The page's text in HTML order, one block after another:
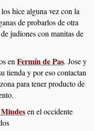
hice alguna vez con la
de probarlos de otra
judiones con manitas de
enFermín de Pas. Jose y
tienda y por eso contactan
para tener producto de
Miudesen el occidente